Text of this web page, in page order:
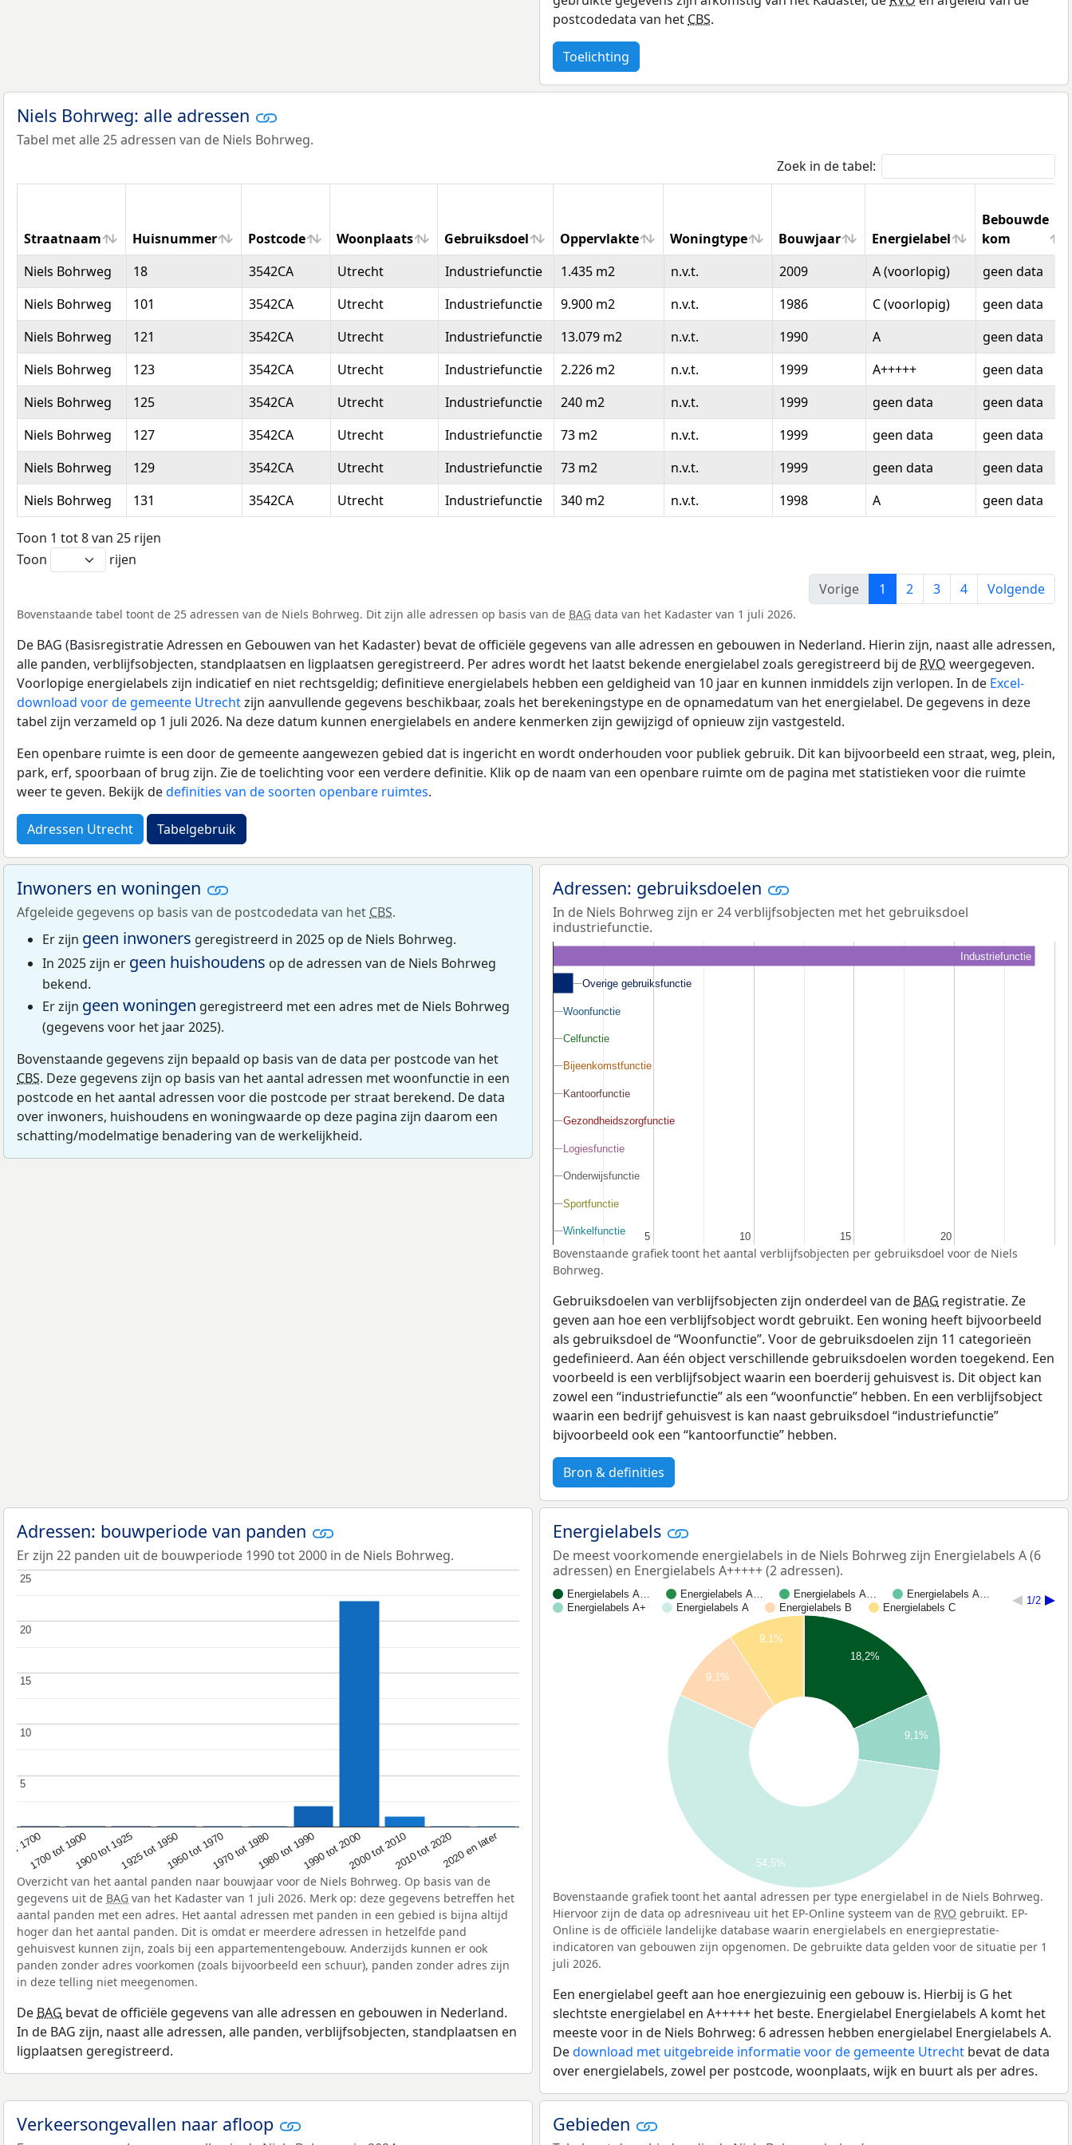
postcodedata van het CBS.
Toelichting
Niels Bohrweg: alle adressen
Tabel met alle 25 adressen van de Niels Bohrweg.
Zoek in de tabel:
Straatnaam Huisnummer Postcode Woonplaats Gebruiksdoel Oppervlakte Woningtype Bouwjaar Energielabel
Bebouwde
kom
Straatnaam
Huisnummer Postcode Woonplaats Gebruiksdoel Oppervlakte Woningtype Bouwjaar Energielabel
Bebouwde
kom
Niels Bohrweg 18 3542CA Utrecht Industriefunctie 1.435 m2 n.v.t. 2009 A (voorlopig)
geen data
Niels Bohrweg
101 3542CA Utrecht Industriefunctie 9.900 m2 n.v.t. 1986 C (voorlopig)
geen data
Niels Bohrweg
121 3542CA Utrecht Industriefunctie 13.079 m2 n.v.t. 1990 A
geen data
Niels Bohrweg
123 3542CA Utrecht Industriefunctie 2.226 m2 n.v.t. 1999 A+++++
geen data
Niels Bohrweg
125 3542CA Utrecht Industriefunctie 240 m2 n.v.t. 1999 geen data
geen data
Niels Bohrweg
127 3542CA Utrecht Industriefunctie 73 m2 n.v.t. 1999 geen data
geen data
Niels Bohrweg
129 3542CA Utrecht Industriefunctie 73 m2 n.v.t. 1999 geen data
geen data
Niels Bohrweg
131 3542CA Utrecht Industriefunctie 340 m2 n.v.t. 1998 A geen data
Toon 1 tot 8 van 25 rijen
Toon
rijen
Vorige
1 2 3 4 Volgende
Bovenstaande tabel toont de 25 adressen van de Niels Bohrweg. Dit zijn alle adressen op basis van de BAG data van het Kadaster van 1 juli 2026.
De BAG (Basisregistratie Adressen en Gebouwen van het Kadaster) bevat de officiële gegevens van alle adressen en gebouwen in Nederland. Hierin zijn, naast alle adressen,
alle panden, verblijfsobjecten, standplaatsen en ligplaatsen geregistreerd. Per adres wordt het laatst bekende energielabel zoals geregistreerd bij de RVO weergegeven.
Voorlopige energielabels zijn indicatief en niet rechtsgeldig; definitieve energielabels hebben een geldigheid van 10 jaar en kunnen inmiddels zijn verlopen. In de Excel-
download voor de gemeente Utrechtzijn aanvullende gegevens beschikbaar, zoals het berekeningstype en de opnamedatum van het energielabel. De gegevens in deze
tabel zijn verzameld op 1 juli 2026. Na deze datum kunnen energielabels en andere kenmerken zijn gewijzigd of opnieuw zijn vastgesteld.
Een openbare ruimte is een door de gemeente aangewezen gebied dat is ingericht en wordt onderhouden voor publiek gebruik. Dit kan bijvoorbeeld een straat, weg, plein,
park, erf, spoorbaan of brug zijn. Zie de toelichting voor een verdere definitie. Klik op de naam van een openbare ruimte om de pagina met statistieken voor die ruimte
weer te geven. Bekijk dedefinities van de soorten openbare ruimtes.
Adressen Utrecht Tabelgebruik
Inwoners en woningen
Afgeleide gegevens op basis van de postcodedata van het CBS.
Er zijn geen inwoners geregistreerd in 2025 op de Niels Bohrweg.
In 2025 zijn er geen huishoudens op de adressen van de Niels Bohrweg
bekend.
Er zijn geen woningen geregistreerd met een adres met de Niels Bohrweg
(gegevens voor het jaar 2025).
Bovenstaande gegevens zijn bepaald op basis van de data per postcode van het
CBS. Deze gegevens zijn op basis van het aantal adressen met woonfunctie in een
postcode en het aantal adressen voor die postcode per straat berekend. De data
over inwoners, huishoudens en woningwaarde op deze pagina zijn daarom een
schatting/modelmatige benadering van de werkelijkheid.
Adressen: gebruiksdoelen
In de Niels Bohrweg zijn er 24 verblijfsobjecten met het gebruiksdoel
industriefunctie.
5
5 10
10 15
15 20
20
Industriefunctie
Overige gebruiksfunctie
Overige gebruiksfunctie
Woonfunctie
Woonfunctie
Celfunctie
Celfunctie
Bijeenkomstfunctie
Bijeenkomstfunctie
Kantoorfunctie
Kantoorfunctie
Gezondheidszorgfunctie
Gezondheidszorgfunctie
Logiesfunctie
Logiesfunctie
Onderwijsfunctie
Onderwijsfunctie
Sportfunctie
Sportfunctie
Winkelfunctie
Winkelfunctie
Bovenstaande grafiek toont het aantal verblijfsobjecten per gebruiksdoel voor de Niels
Bohrweg.
Gebruiksdoelen van verblijfsobjecten zijn onderdeel van de BAG registratie. Ze
geven aan hoe een verblijfsobject wordt gebruikt. Een woning heeft bijvoorbeeld
als gebruiksdoel de “Woonfunctie”. Voor de gebruiksdoelen zijn 11 categorieën
gedefinieerd. Aan één object verschillende gebruiksdoelen worden toegekend. Een
voorbeeld is een verblijfsobject waarin een boerderij gehuisvest is. Dit object kan
zowel een “industriefunctie” als een “woonfunctie” hebben. En een verblijfsobject
waarin een bedrijf gehuisvest is kan naast gebruiksdoel “industriefunctie”
bijvoorbeeld ook een “kantoorfunctie” hebben.
Bron & definities
Adressen: bouwperiode van panden
Er zijn 22 panden uit de bouwperiode 1990 tot 2000 in de Niels Bohrweg.
1700
1700 tot 19001900 tot 19251925 tot 19501950 tot 19701970 tot 19801980 tot 19901990 tot 20002000 tot 20102010 tot 20202020 en later
5
5
10
10
15
15
20
20
25
25
Overzicht van het aantal panden naar bouwjaar voor de Niels Bohrweg. Op basis van de
gegevens uit de BAG van het Kadaster van 1 juli 2026. Merk op: deze gegevens betreffen het
aantal panden met een adres. Het aantal adressen met panden in een gebied is bijna altijd
hoger dan het aantal panden. Dit is omdat er meerdere adressen in hetzelfde pand
gehuisvest kunnen zijn, zoals bij een appartementengebouw. Anderzijds kunnen er ook
panden zonder adres voorkomen (zoals bijvoorbeeld een schuur), panden zonder adres zijn
in deze telling niet meegenomen.
De BAG bevat de officiële gegevens van alle adressen en gebouwen in Nederland.
In de BAG zijn, naast alle adressen, alle panden, verblijfsobjecten, standplaatsen en
ligplaatsen geregistreerd.
Energielabels
De meest voorkomende energielabels in de Niels Bohrweg zijn Energielabels A (6
adressen) en Energielabels A+++++ (2 adressen).
Energielabels A… Energielabels A… Energielabels A…
Energielabels A…
Energielabels A+
Energielabels A Energielabels B Energielabels C
1/2
18,2%
9,1%
9,1%
9,1%
54,5%
Bovenstaande grafiek toont het aantal adressen per type energielabel in de Niels Bohrweg.
Hiervoor zijn de data op adresniveau uit het EP-Online systeem van de RVO gebruikt. EP-
Online is de officiële landelijke database waarin energielabels en energieprestatie-
indicatoren van gebouwen zijn opgenomen. De gebruikte data gelden voor de situatie per 1
juli 2026.
Een energielabel geeft aan hoe energiezuinig een gebouw is. Hierbij is G het
slechtste energielabel en A+++++ het beste. Energielabel Energielabels A komt het
meeste voor in de Niels Bohrweg: 6 adressen hebben energielabel Energielabels A.
Dedownload met uitgebreide informatie voor de gemeente Utrecht bevat de data
over energielabels, zowel per postcode, woonplaats, wijk en buurt als per adres.
Verkeersongevallen naar afloop Gebieden